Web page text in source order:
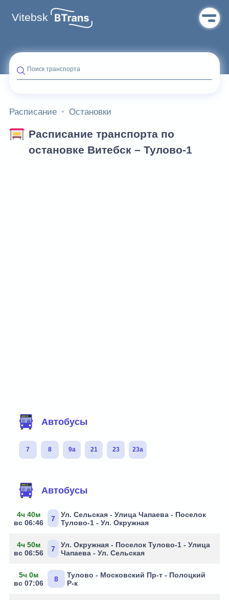
Vitebsk
Поиск транспорта
Расписание Остановки
Расписание транспорта по
остановке Витебск – Тулово-1
Автобусы
7 8 9а 21 23 23а
Автобусы
4ч 40м
вс 06:46
7
Ул. Сельская - Улица Чапаева - Поселок
Тулово-1 - Ул. Окружная
4ч 50м
вс 06:56
7
Ул. Окружная - Поселок Тулово-1 - Улица
Чапаева - Ул. Сельская
5ч 0м
вс 07:06
8
Тулово - Московский Пр-т - Полоцкий
Р-к